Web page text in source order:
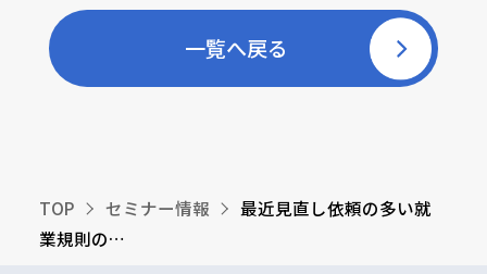
一覧へ戻る
TOP セミナー情報
最近見直し依頼の多い就
業規則の…